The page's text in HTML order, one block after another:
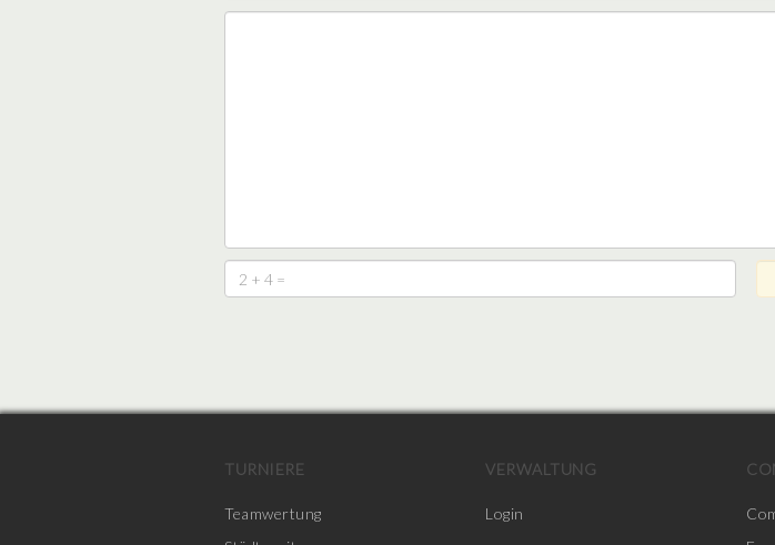
TURNIERE
Teamwertung
VERWALTUNG
Login